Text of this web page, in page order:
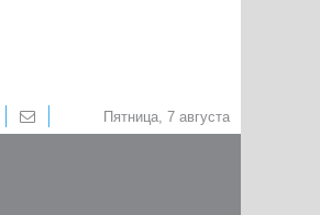
Пятница, 7 августа